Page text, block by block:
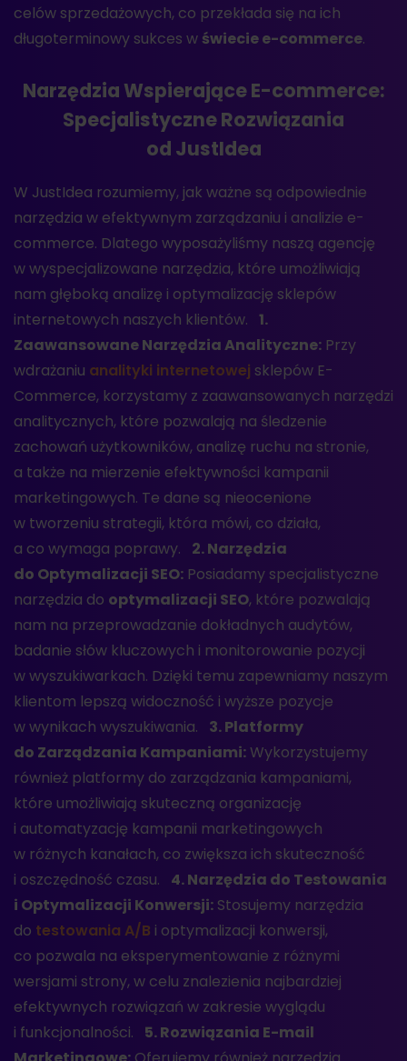
celów sprzedażowych, co przekłada się na ich
długoterminowy sukces w świecie e-commerce.
Narzędzia Wspierające E-commerce:
Specjalistyczne Rozwiązania
od JustIdea
W JustIdea rozumiemy, jak ważne są odpowiednie
narzędzia w efektywnym zarządzaniu i analizie e-
commerce. Dlatego wyposażyliśmy naszą agencję
w wyspecjalizowane narzędzia, które umożliwiają
nam głęboką analizę i optymalizację sklepów
internetowych naszych klientów. 1.
Zaawansowane Narzędzia Analityczne: Przy
wdrażaniu analityki internetowej sklepów E-
Commerce, korzystamy z zaawansowanych narzędzi
analitycznych, które pozwalają na śledzenie
zachowań użytkowników, analizę ruchu na stronie,
a także na mierzenie efektywności kampanii
marketingowych. Te dane są nieocenione
w tworzeniu strategii, która mówi, co działa,
a co wymaga poprawy. 2. Narzędzia
do Optymalizacji SEO: Posiadamy specjalistyczne
narzędzia do optymalizacji SEO, które pozwalają
nam na przeprowadzanie dokładnych audytów,
badanie słów kluczowych i monitorowanie pozycji
w wyszukiwarkach. Dzięki temu zapewniamy naszym
klientom lepszą widoczność i wyższe pozycje
w wynikach wyszukiwania. 3. Platformy
do Zarządzania Kampaniami:Wykorzystujemy
również platformy do zarządzania kampaniami,
które umożliwiają skuteczną organizację
i automatyzację kampanii marketingowych
w różnych kanałach, co zwiększa ich skuteczność
i oszczędność czasu. 4. Narzędzia do Testowania
i Optymalizacji Konwersji: Stosujemy narzędzia
do testowania A/B i optymalizacji konwersji,
co pozwala na eksperymentowanie z różnymi
wersjami strony, w celu znalezienia najbardziej
efektywnych rozwiązań w zakresie wyglądu
i funkcjonalności. 5. Rozwiązania E-mail